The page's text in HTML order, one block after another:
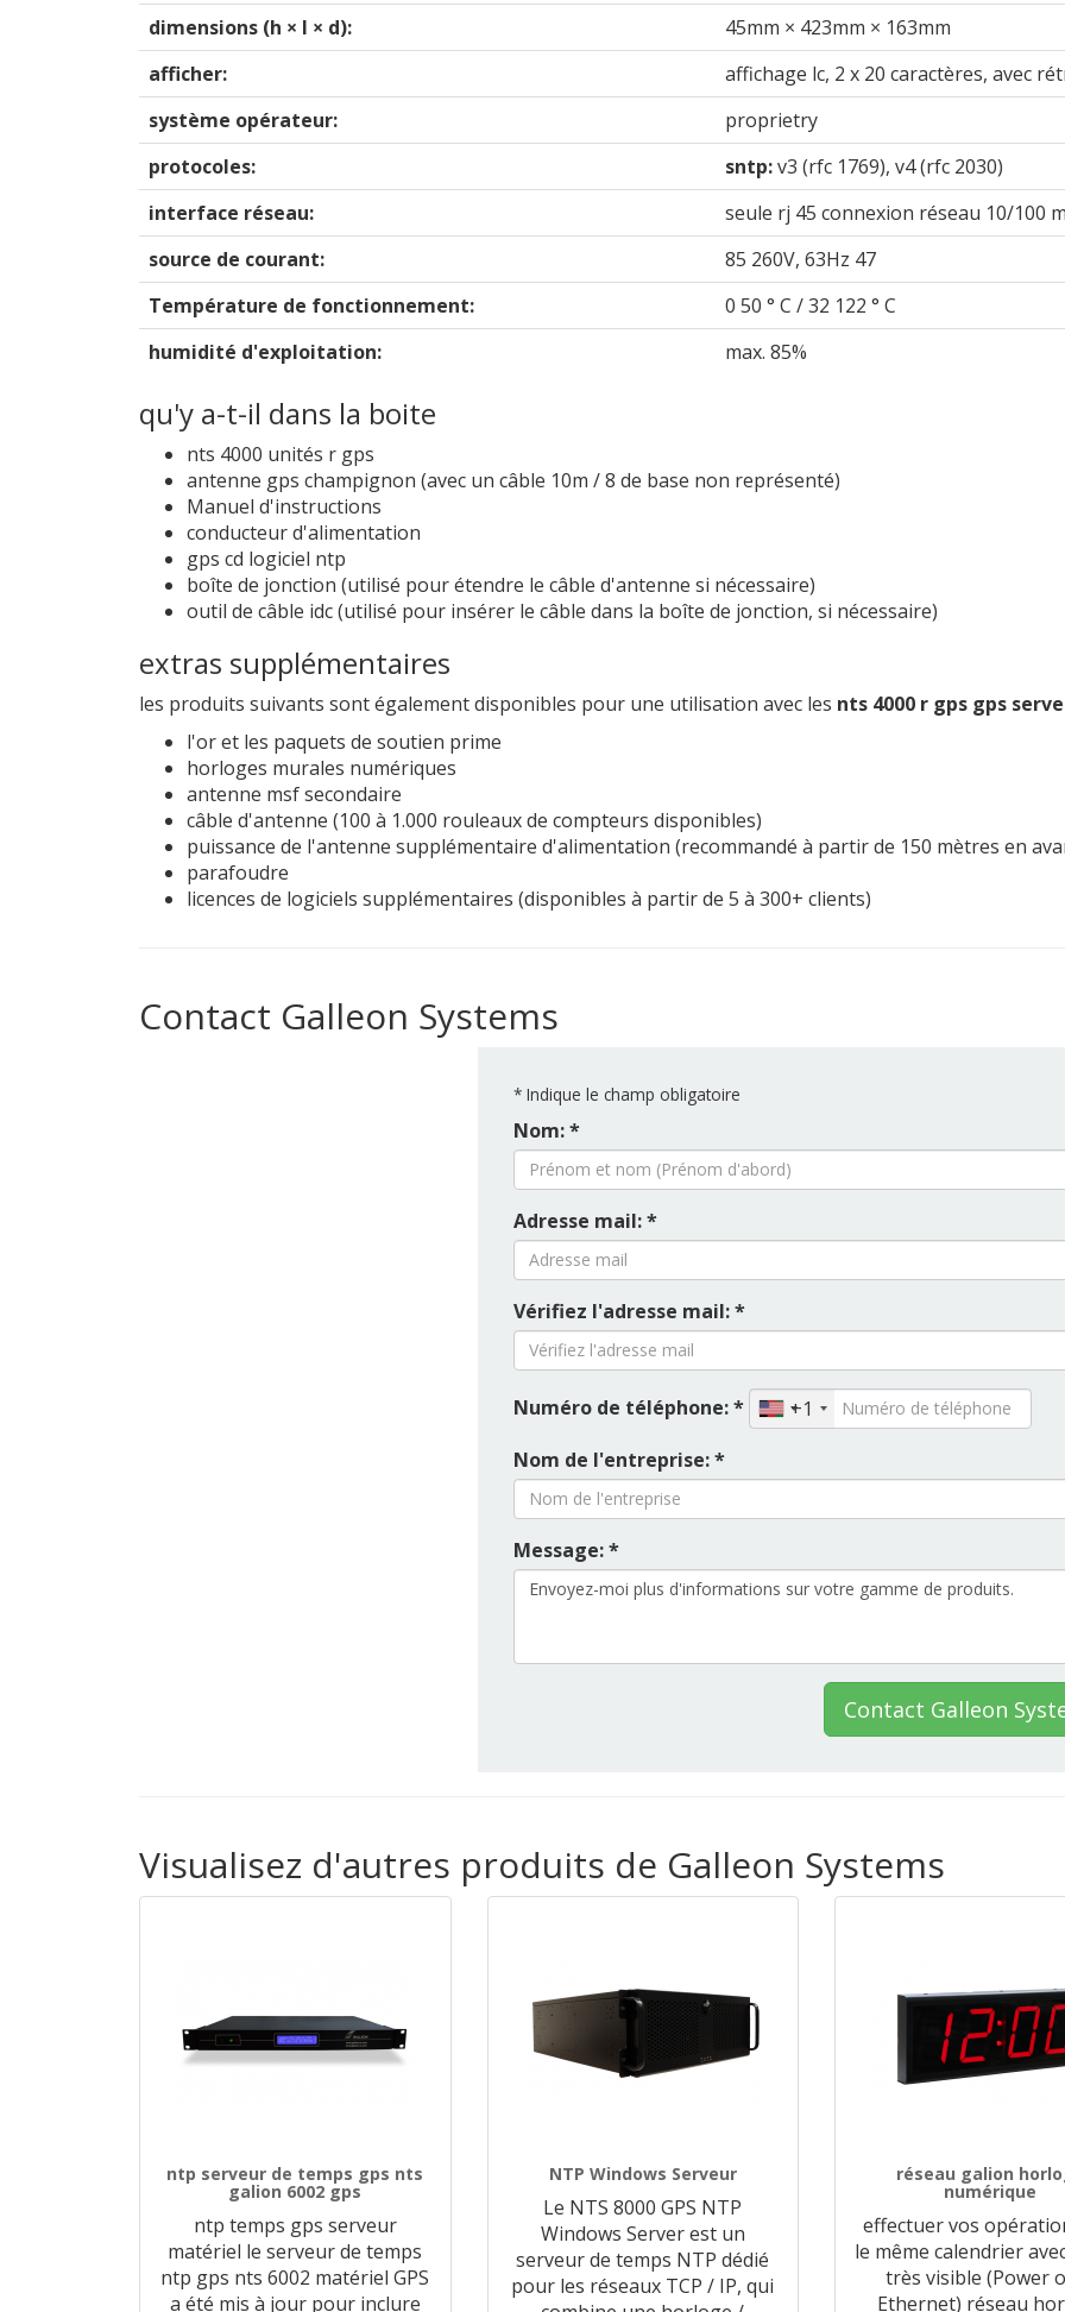
dimensions (h × l × d):
45mm × 423mm × 163mm
afficher:
affichage lc, 2 x 20 caractères, avec
système opérateur:
proprietry
protocoles:
sntp:v3 (rfc 1769), v4 (rfc 2030)
interface réseau:
seule rj 45 connexion réseau 10/100
source de courant:
85 260V, 63Hz 47
Température de fonctionnement:
0 50 ° C / 32 122 ° C
humidité d'exploitation:
max. 85%
qu'y a-t-il dans la boite
nts 4000 unités r gps
antenne gps champignon (avec un câble 10m / 8 de base non représenté)
Manuel d'instructions
conducteur d'alimentation
gps cd logiciel ntp
boîte de jonction (utilisé pour étendre le câble d'antenne si nécessaire)
outil de câble idc (utilisé pour insérer le câble dans la boîte de jonction, si nécessaire)
extras supplémentaires
les produits suivants sont également disponibles pour une utilisation avec les nts 4000 r gps gps
l'or et les paquets de soutien prime
horloges murales numériques
antenne msf secondaire
câble d'antenne (100 à 1.000 rouleaux de compteurs disponibles)
puissance de l'antenne supplémentaire d'alimentation (recommandé à partir de 150 mètres en
parafoudre
licences de logiciels supplémentaires (disponibles à partir de 5 à 300+ clients)
Contact Galleon Systems
* Indique le champ obligatoire
Nom: *
Adresse mail: *
Vérifiez l'adresse mail: *
Numéro de téléphone: *
+1
Nom de l'entreprise: *
Message: *
Contact Galleon
Visualisez d'autres produits de Galleon Systems
ntp serveur de temps gps nts
galion 6002 gps
ntp temps gps serveur
matériel le serveur de temps
ntp gps nts 6002 matériel GPS
a été mis à jour pour inclure
NTP Windows Serveur
Le NTS 8000 GPS NTP
Windows Server est un
serveur de temps NTP dédié
pour les réseaux TCP / IP, qui
réseau galion
numérique
effectuer vos
le même calendrier
très visible (Power
Ethernet) réseau